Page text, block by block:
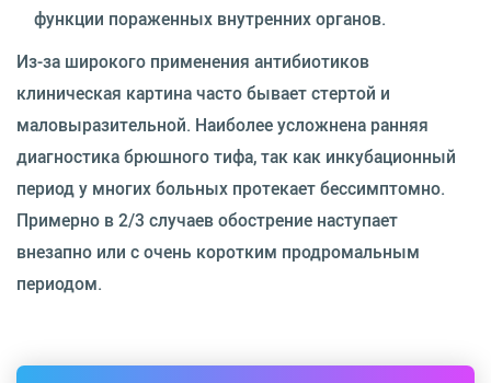
функции пораженных внутренних органов.
Из-за широкого применения антибиотиков
клиническая картина часто бывает стертой и
маловыразительной. Наиболее усложнена ранняя
диагностика брюшного тифа, так как инкубационный
период у многих больных протекает бессимптомно.
Примерно в 2/3 случаев обострение наступает
внезапно или с очень коротким продромальным
периодом.